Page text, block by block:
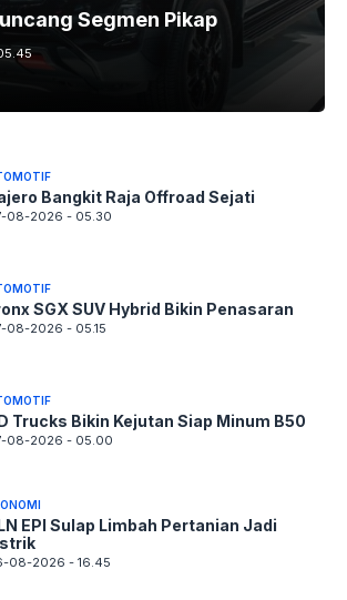
Segmen Pikap
Bangkit Raja Offroad Sejati
08-2026 - 05.30
SGX SUV Hybrid Bikin Penasaran
08-2026 - 05.15
Trucks Bikin Kejutan Siap Minum B50
08-2026 - 05.00
EPI Sulap Limbah Pertanian Jadi
08-2026 - 16.45